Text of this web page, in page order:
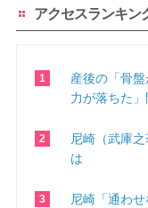
アクセスランキン
産後の「骨
力が落ちた」
尼崎（武庫
は
尼崎「通わ